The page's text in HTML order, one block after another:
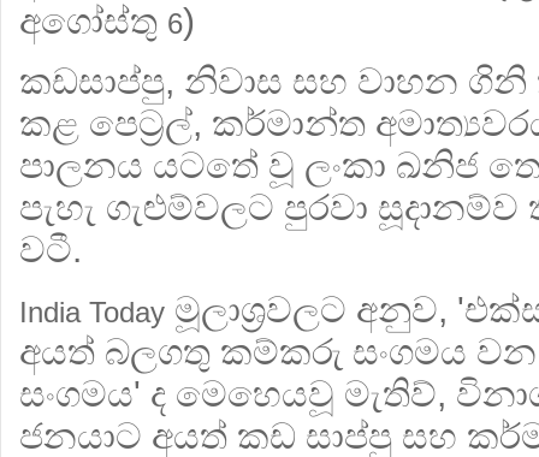
අගෝස්තු 6)
කඩසාප්පු, නිවාස සහ වාහන ගිනි
කළ පෙට්‍රල්, කර්මාන්ත
පාලනය යටතේ වූ ලංකා ඛනිජ
පැහැ ගැළුම්වලට පුරවා
වටී.
India Today මූලාශ්‍රවලට අනුව,
අයත් බලගතු කම්කරු සංගමය
සංගමය' ද මෙහෙයවූ මැතිව්,
ජනයාට අයත් කඩ සාප්පු සහ